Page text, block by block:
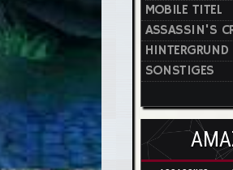
MOBILE TITEL
ASSASSIN'S
HINTERGRUND
SONSTIGES